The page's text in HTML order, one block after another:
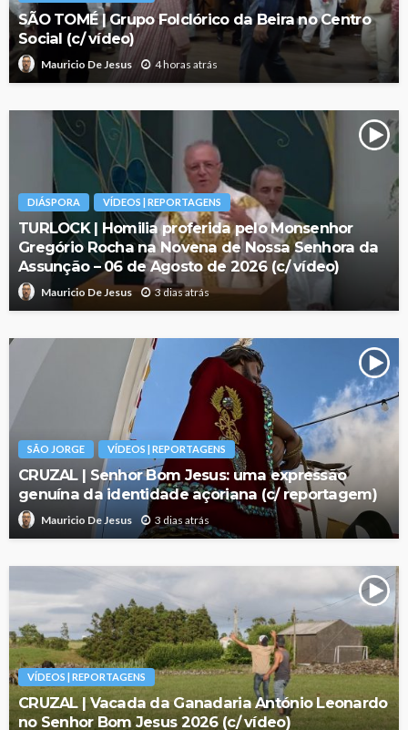
SÃO TOMÉ | Grupo Folclórico da Beira no Centro
Social (c/ vídeo)
Mauricio De Jesus 4 horas atrás
DIÁSPORA VÍDEOS | REPORTAGENS
TURLOCK | Homilia proferida pelo Monsenhor
Gregório Rocha na Novena de Nossa Senhora da
Assunção – 06 de Agosto de 2026 (c/ vídeo)
Mauricio De Jesus 3 dias atrás
SÃO JORGE VÍDEOS | REPORTAGENS
CRUZAL | Senhor Bom Jesus: uma expressão
genuína da identidade açoriana (c/ reportagem)
Mauricio De Jesus 3 dias atrás
VÍDEOS | REPORTAGENS
CRUZAL | Vacada da Ganadaria António Leonardo
no Senhor Bom Jesus 2026 (c/ vídeo)